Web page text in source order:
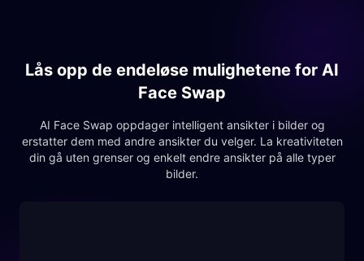
Lås opp de endeløse mulighetene for AI
Face Swap
AI Face Swap oppdager intelligent ansikter i bilder og
erstatter dem med andre ansikter du velger. La kreativiteten
din gå uten grenser og enkelt endre ansikter på alle typer
bilder.